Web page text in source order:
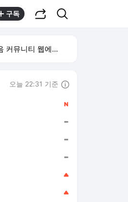
구독
니티 웹에서 보기
오늘 22:31 기준